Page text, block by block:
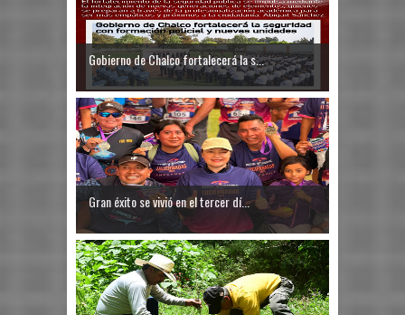
Gobierno de Chalco fortalecerá la s...
Gran éxito se vivió en el tercer dí...